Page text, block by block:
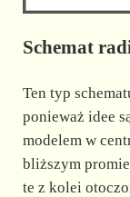
Schemat
Ten typ
ponieważ idee
modelem w
bliższym
te z kolei